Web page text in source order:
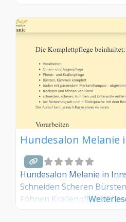
Hundesalon Melanie
Hundesalon Melanie in
Schneiden Scheren
Föhnen Krallenpflege